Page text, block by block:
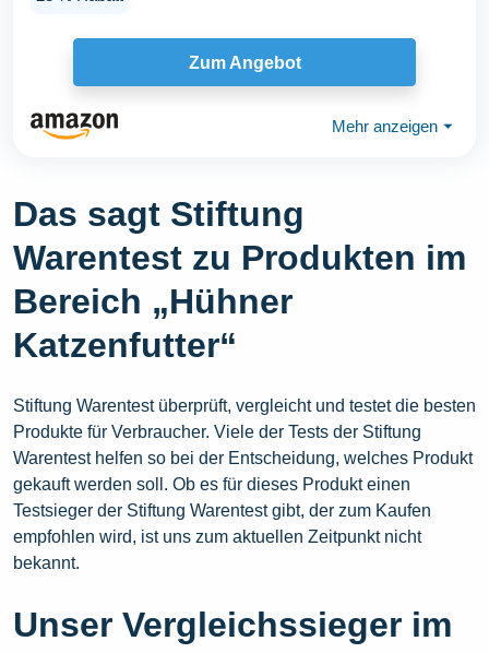
Zum Angebot
Mehr anzeigen ⏷
Das sagt Stiftung
Warentest zu Produkten im
Bereich „Hühner
Katzenfutter“
Stiftung Warentest überprüft, vergleicht und testet die besten
Produkte für Verbraucher. Viele der Tests der Stiftung
Warentest helfen so bei der Entscheidung, welches Produkt
gekauft werden soll. Ob es für dieses Produkt einen
Testsieger der Stiftung Warentest gibt, der zum Kaufen
empfohlen wird, ist uns zum aktuellen Zeitpunkt nicht
bekannt.
Unser Vergleichssieger im